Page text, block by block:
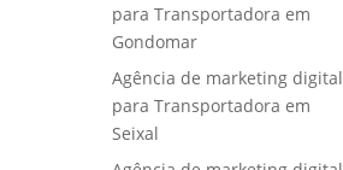
para Transportadora em
Gondomar
Agência de marketing digital
para Transportadora em
Seixal